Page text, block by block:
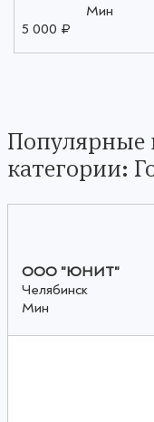
Мин
5 000 ₽
Популярные
категории:
ООО "ЮНИТ"
Челябинск
Мин